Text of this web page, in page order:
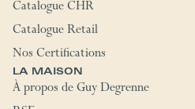
Catalogue CHR
Catalogue Retail
Nos Certifications
LA MAISON
À propos de Guy Degrenne